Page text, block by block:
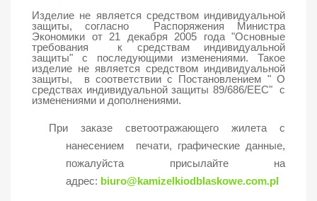
Изделие не является средством индивидуальной
защиты, согласно Распоряжения Министра
Экономики от 21 декабря 2005 года "Основные
требования к средствам индивидуальной
защиты" с последующими изменениями. Такое
изделие не является средством индивидуальной
защиты, в соответствии с Постановлением " О
средствах индивидуальной защиты 89/686/EEC" с
изменениями и дополнениями.
При заказе светоотражающего жилета с
нанесением печати, графические данные,
пожалуйста присылайте на
адрес: biuro@kamizelkiodblaskowe.com.pl